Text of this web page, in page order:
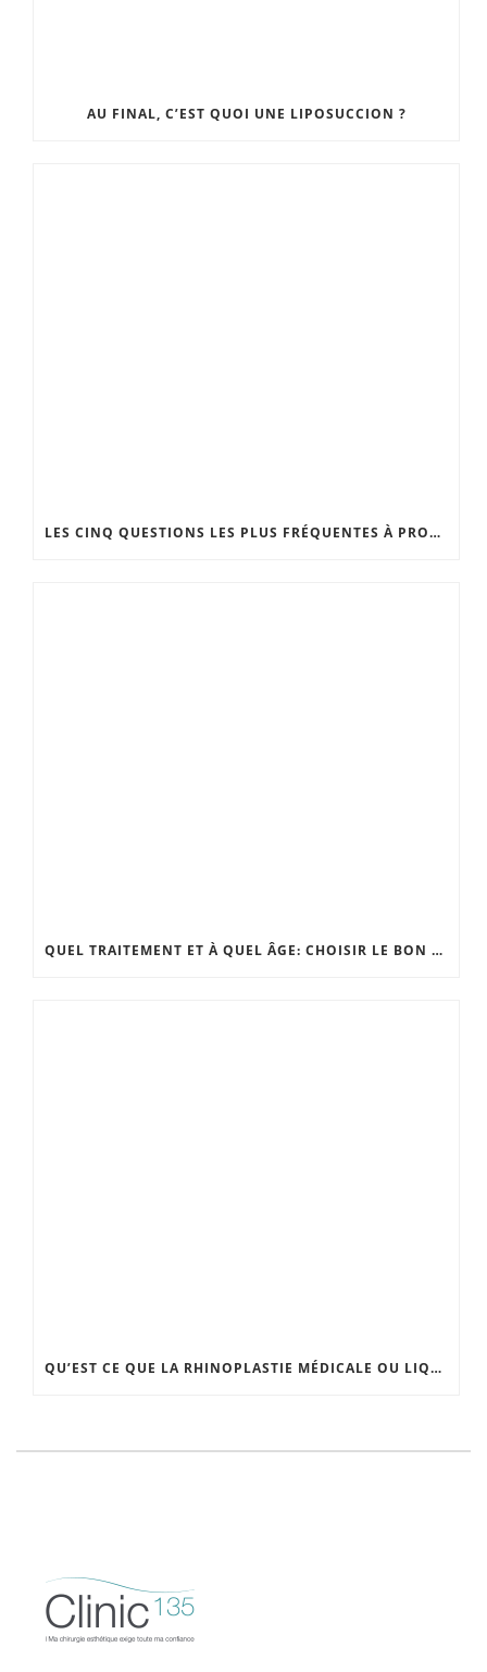
AU FINAL, C’EST QUOI UNE LIPOSUCCION ?
LES CINQ QUESTIONS LES PLUS FRÉQUENTES À PROPOS DU LIFTING DU COU ET DU VISAGE.
QUEL TRAITEMENT ET À QUEL ÂGE: CHOISIR LE BON MOMENT
QU’EST CE QUE LA RHINOPLASTIE MÉDICALE OU LIQUID RHINOPLASTY